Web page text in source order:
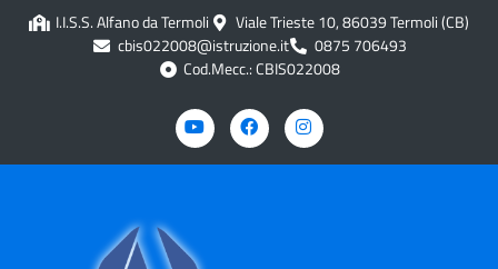
contenutoI.I.S.S. Alfano da Termoli
Viale Trieste 10, 86039 Termoli (CB)
cbis022008@istruzione.it
0875 706493
Cod.Mecc.: CBIS022008